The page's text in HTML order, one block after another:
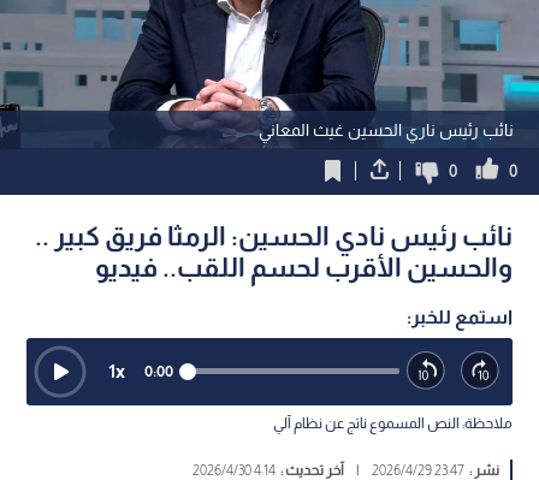
نائب رئيس ناري الحسين غيث المعاني
0
0
نائب رئيس نادي الحسين: الرمثا فريق كبير ..
والحسين الأقرب لحسم اللقب.. فيديو
استمع للخبر:
0:00
1x
ملاحظة: النص المسموع ناتج عن نظام آلي
نشر :23:47 2026/4/29
| آخر تحديث :4:14 2026/4/30